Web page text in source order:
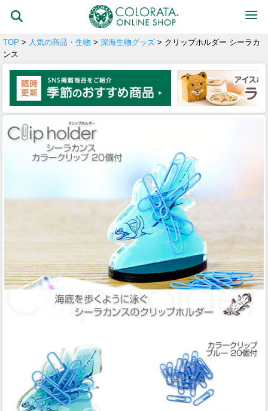
TOP > 人気の商品・生物 > 深海生物グッズ > クリップホルダー シーラカ
ンス